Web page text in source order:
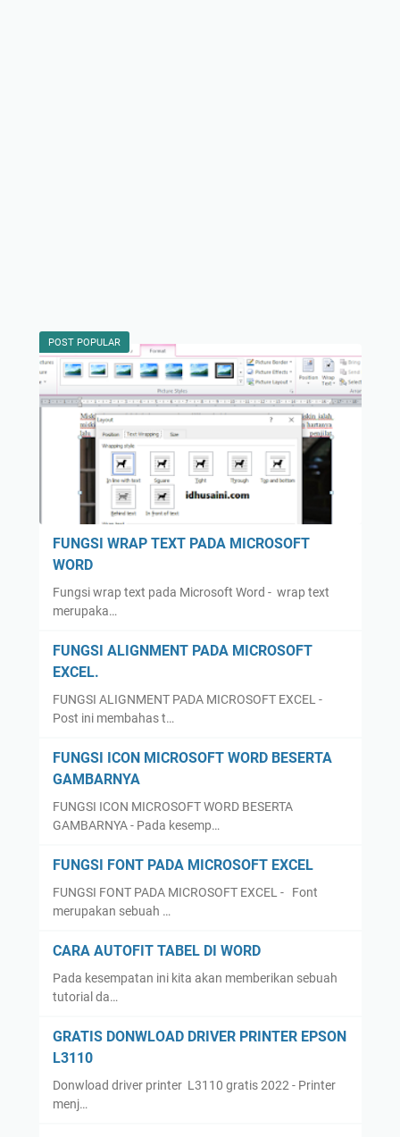
POST POPULAR
FUNGSI WRAP TEXT PADA MICROSOFT
WORD
Fungsi wrap text pada Microsoft Word - wrap text
merupaka…
FUNGSI ALIGNMENT PADA MICROSOFT
EXCEL.
FUNGSI ALIGNMENT PADA MICROSOFT EXCEL -
Post ini membahas t…
FUNGSI ICON MICROSOFT WORD BESERTA
GAMBARNYA
FUNGSI ICON MICROSOFT WORD BESERTA
GAMBARNYA - Pada kesemp…
FUNGSI FONT PADA MICROSOFT EXCEL
FUNGSI FONT PADA MICROSOFT EXCEL - Font
merupakan sebuah …
CARA AUTOFIT TABEL DI WORD
Pada kesempatan ini kita akan memberikan sebuah
tutorial da…
GRATIS DONWLOAD DRIVER PRINTER EPSON
L3110
Donwload driver printer L3110 gratis 2022 - Printer
menj…